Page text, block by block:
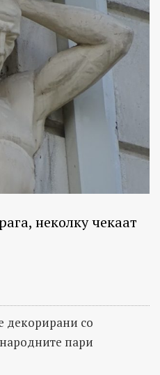
неколку чекаат
декорирани со
пари